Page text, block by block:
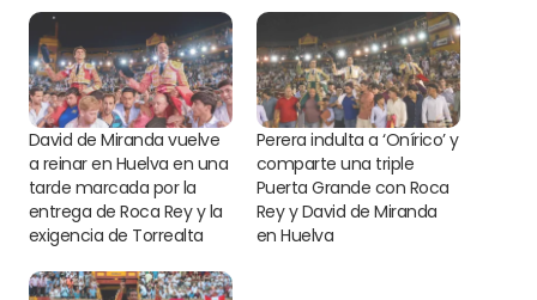
David de Miranda vuelve
a reinar en Huelva en una
tarde marcada por la
entrega de Roca Rey y la
exigencia de Torrealta
Perera indulta a ‘Onírico’ y
comparte una triple
Puerta Grande con Roca
Rey y David de Miranda
en Huelva